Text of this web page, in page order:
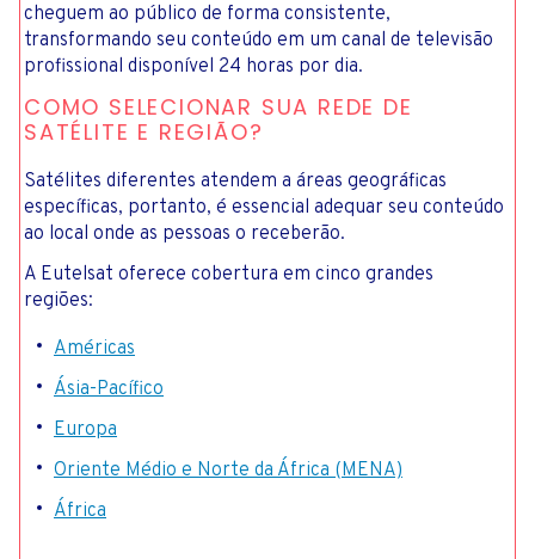
cheguem ao público de forma consistente,
transformando seu conteúdo em um canal de televisão
profissional disponível 24 horas por dia.
COMO SELECIONAR SUA REDE DE
SATÉLITE E REGIÃO?
Satélites diferentes atendem a áreas geográficas
específicas, portanto, é essencial adequar seu conteúdo
ao local onde as pessoas o receberão.
A Eutelsat oferece cobertura em cinco grandes
regiões:
Américas
Ásia-Pacífico
Europa
Oriente Médio e Norte da África (MENA)
África